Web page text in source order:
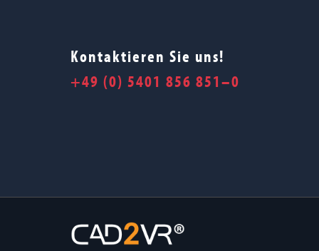
Kontaktieren Sie uns!
+49 (0) 5401 856 851–0